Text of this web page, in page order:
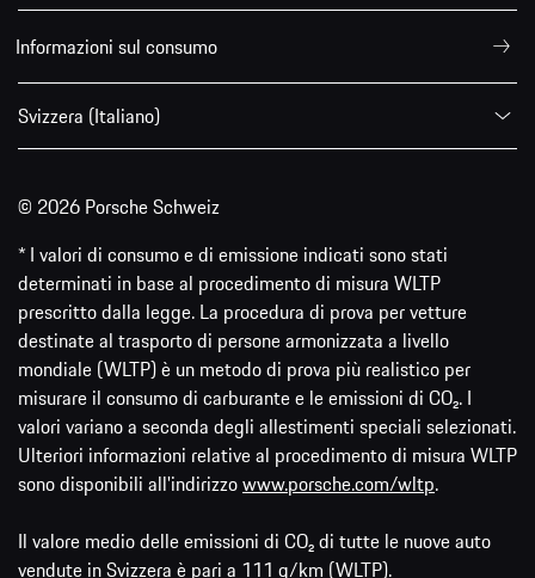
Informazioni sul consumo
Svizzera (Italiano)
© 2026 Porsche Schweiz
* I valori di consumo e di emissione indicati sono stati
determinati in base al procedimento di misura WLTP
prescritto dalla legge. La procedura di prova per vetture
destinate al trasporto di persone armonizzata a livello
mondiale (WLTP) è un metodo di prova più realistico per
misurare il consumo di carburante e le emissioni di CO₂. I
valori variano a seconda degli allestimenti speciali selezionati.
Ulteriori informazioni relative al procedimento di misura WLTP
sono disponibili all'indirizzowww.porsche.com/wltp.
Il valore medio delle emissioni di CO₂ di tutte le nuove auto
vendute in Svizzera è pari a 111 g/km (WLTP).